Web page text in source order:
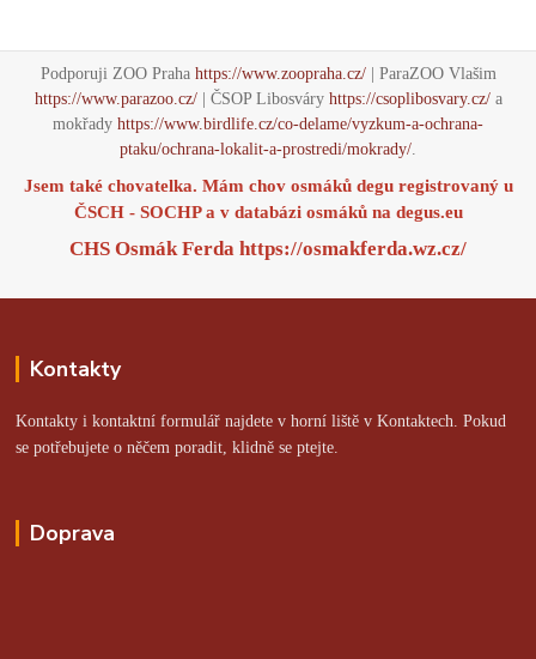
Podporuji ZOO Praha https://www.zoopraha.cz/| ParaZOO Vlašim
https://www.parazoo.cz/| ČSOP Libosváry https://csoplibosvary.cz/a
mokřady https://www.birdlife.cz/co-delame/vyzkum-a-ochrana-
ptaku/ochrana-lokalit-a-prostredi/mokrady/.
Jsem také chovatelka. Mám chov osmáků degu registrovaný u
ČSCH - SOCHP a v databázi osmáků na degus.eu
CHS Osmák Ferda https://osmakferda.wz.cz/
Kontakty
Kontakty i kontaktní formulář najdete v horní liště v Kontaktech. Pokud
se potřebujete o něčem poradit, klidně se ptejte.
Doprava